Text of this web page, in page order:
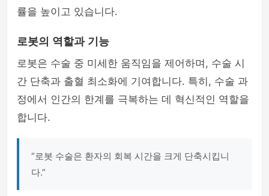
률을 높이고 있습니다.
로봇의 역할과 기능
로봇은 수술 중 미세한 움직임을 제어하며, 수술 시
간 단축과 출혈 최소화에 기여합니다. 특히, 수술 과
정에서 인간의 한계를 극복하는 데 혁신적인 역할을
합니다.
“로봇 수술은 환자의 회복 시간을 크게 단축시킵니
다.”